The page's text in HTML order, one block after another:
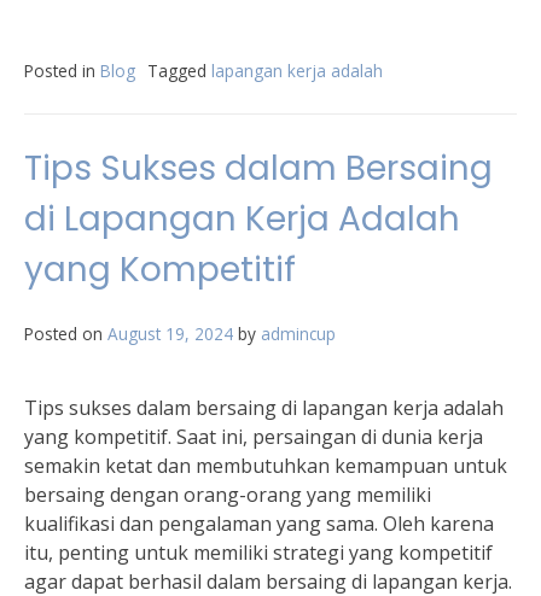
Posted in Blog Tagged lapangan kerja adalah
Tips Sukses dalam Bersaing
di Lapangan Kerja Adalah
yang Kompetitif
Posted on August 19, 2024 by admincup
Tips sukses dalam bersaing di lapangan kerja adalah
yang kompetitif. Saat ini, persaingan di dunia kerja
semakin ketat dan membutuhkan kemampuan untuk
bersaing dengan orang-orang yang memiliki
kualifikasi dan pengalaman yang sama. Oleh karena
itu, penting untuk memiliki strategi yang kompetitif
agar dapat berhasil dalam bersaing di lapangan kerja.